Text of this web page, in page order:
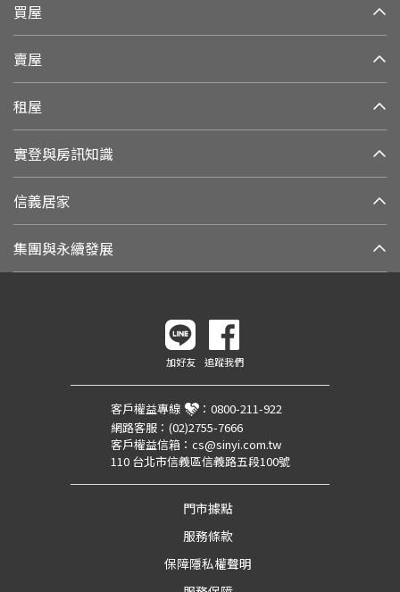
買屋
賣屋
租屋
實登與房訊知識
信義居家
集團與永續發展
加好友 追蹤我們
客戶權益專線 ： 0800-211-922
網路客服： (02)2755-7666
客戶權益信箱： cs@sinyi.com.tw
110 台北市信義區信義路五段100號
門市據點
服務條款
保障隱私權聲明